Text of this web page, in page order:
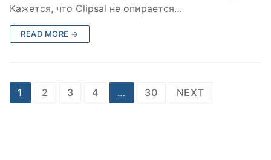
Кажется, что Clipsal не опирается…
READ MORE →
Posts
1 2 3 4 … 30 NEXT